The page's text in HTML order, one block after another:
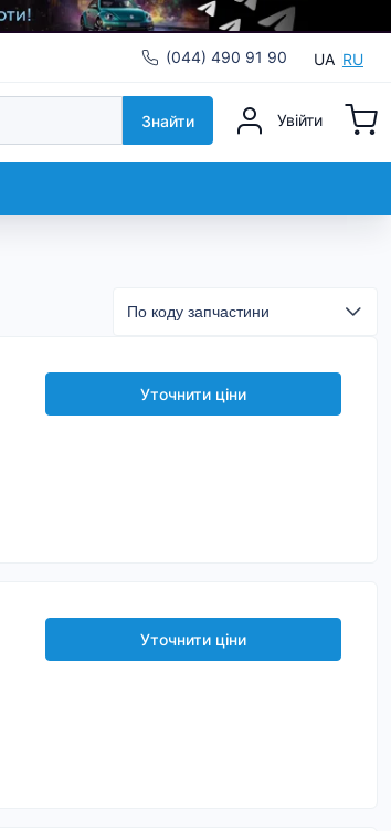
(044) 490 91 90 UA RU
Знайти Увійти
Уточнити ціни
Уточнити ціни